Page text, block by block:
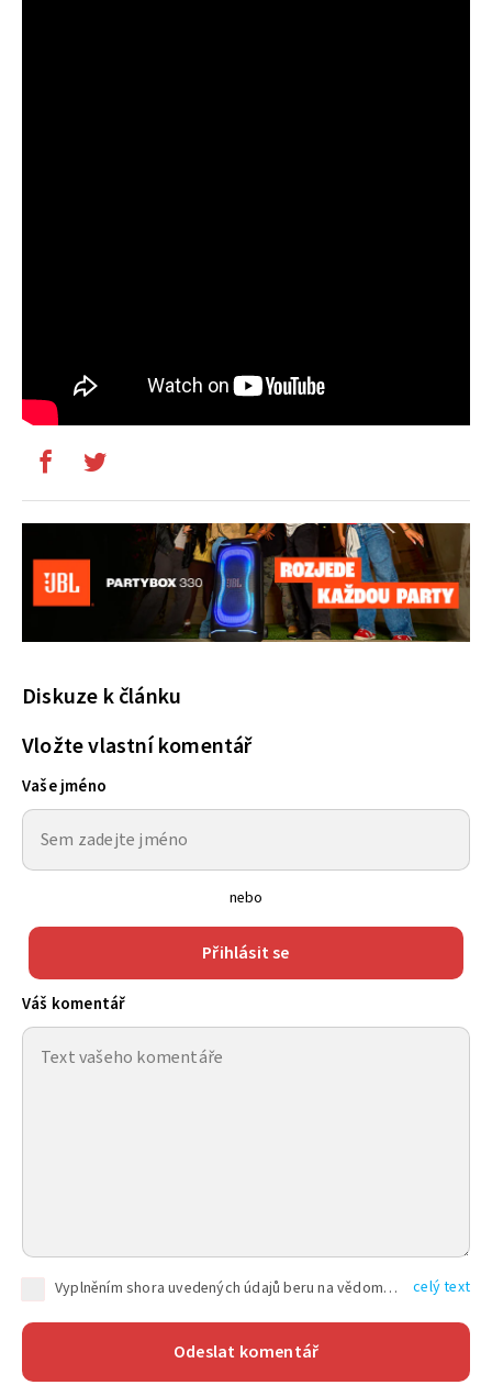
Diskuze k článku
Vložte vlastní komentář
Vaše jméno
nebo
Přihlásit se
Váš komentář
Vyplněním shora uvedených údajů beru na vědomí, že společnost TEXT FACTORY s.r.o., sídlem Brno, Durďákova 336/29, Černá Pole, PSČ: 613 00, IČ: 06157831, zapsané u Krajského soudu v Brně, oddíl C, vložka 100399, bude zpracovávat mé osobní údaje uvedené v rámci mnou vyplněného registračního formuláře na základě oprávněných zájmů TEXT FACTORY s.r.o. dle čl. 6 odst. 1 písm. f) GDPR a pro splnění právních povinností (čl. 6 odst. 1 písm. c) GDPR), a to pro tyto účely: nezbytnost zajistit oprávnění návštěvníka webových stránek provozovaných společností TEXT FACTORY s.r.o. přispívat aktivně ke zveřejněným článkům nebo v rámci diskusních fór a výkon práv TEXT FACTORY s.r.o. jako administrátora těchto diskusních fór. Více informací o zpracování osobních údajů a právech lze nalézt v celý text